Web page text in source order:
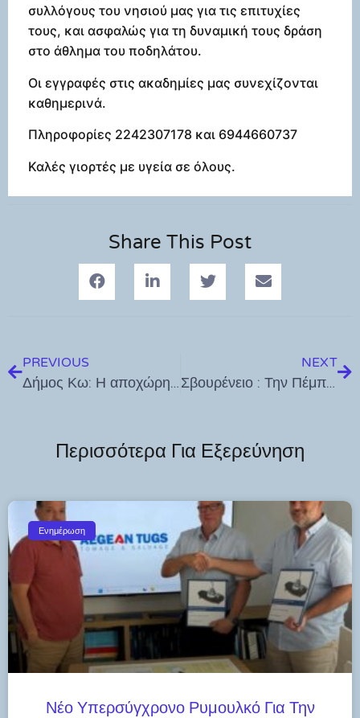
συλλόγους του νησιού μας για τις επιτυχίες
τους, και ασφαλώς για τη δυναμική τους δράση
στο άθλημα του ποδηλάτου.
Οι εγγραφές στις ακαδημίες μας συνεχίζονται
καθημερινά.
Πληροφορίες 2242307178 και 6944660737
Καλές γιορτές με υγεία σε όλους.
Share This Post
PREVIOUS
Δήμος Κω: Η αποχώρηση, μόνη επιλογή του κ. Κυρίτση
NEXT
Σβουρένειο : Την Πέμπτη η Χριστουγεννιάτικη γιορτή
Περισσότερα Για Εξερεύνηση
Ενημέρωση
Νέο Υπερσύγχρονο Ρυμουλκό Για Την